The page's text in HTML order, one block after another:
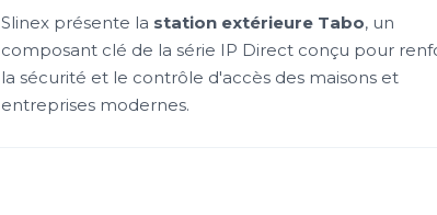
Slinex présente la station extérieure Tabo, un
composant clé de la série IP Direct conçu pour
la sécurité et le contrôle d'accès des maisons et
entreprises modernes.